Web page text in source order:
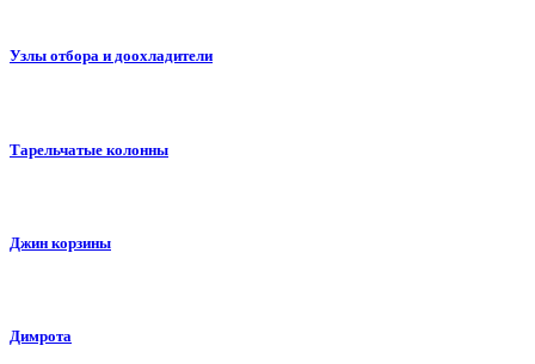
Узлы отбора и доохладители
Тарельчатые колонны
Джин корзины
Димрота